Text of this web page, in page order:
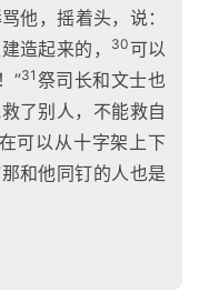
他，摇着头，说：
造起来的，
30 可以
”31 祭司长和文士也
了别人，不能救自
可以从十字架上下
和他同钉的人也是